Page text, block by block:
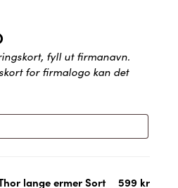
fyll ut firmanavn.
for firmalogo kan det
lange ermer Sort 599 kr